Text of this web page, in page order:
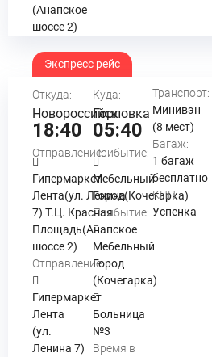
(Анапское
шоссе 2)
Экспресс рейс
Откуда:
Новороссийск
18:40
Отправление:
Гипермаркет
Лента(ул. Ленина
7) Т.Ц. Красная
Площадь(Анапское
шоссе 2)
Отправление:
Гипермаркет
Лента
(ул.
Ленина 7)
Куда:
Горловка
05:40
Прибытие:
Мебельный
Город(Кочегарка)
Прибытие:
Мебельный
Город
(Кочегарка)
Больница
№3
Время в
Транспорт:
Минивэн
(8 мест)
Багаж:
1 багаж
бесплатно
КПП:
Успенка